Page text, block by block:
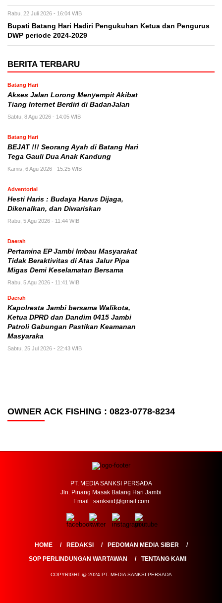
Rabu, 22 Juli 2026 - 16:04 WIB
Bupati Batang Hari Hadiri Pengukuhan Ketua dan Pengurus
DWP periode 2024-2029
BERITA TERBARU
Batang Hari
Akses Jalan Lorong Menyempit Akibat
Tiang Internet Berdiri di BadanJalan
Sabtu, 8 Agu 2026 - 14:05 WIB
Batang Hari
BEJAT !!! Seorang Ayah di Batang Hari
Tega Gauli Dua Anak Kandung
Kamis, 6 Agu 2026 - 15:25 WIB
Adventorial
Hesti Haris : Budaya Harus Dijaga,
Dikenalkan, dan Diwariskan
Rabu, 5 Agu 2026 - 11:44 WIB
Daerah
Pertamina EP Jambi Imbau Masyarakat
Tidak Beraktivitas di Atas Jalur Pipa
Migas Demi Keselamatan Bersama
Rabu, 5 Agu 2026 - 11:41 WIB
Daerah
Kapolresta Jambi bersama Walikota,
Ketua DPRD dan Dandim 0415 Jambi
Patroli Gabungan Pastikan Keamanan
Masyaraka
Sabtu, 25 Jul 2026 - 22:43 WIB
OWNER ACK FISHING : 0823-0778-8234
PT. MEDIA SANKSI PERSADA
Jln. Pinang Masak Batang Hari Jambi
Email : sanksiid@gmail.com
HOME REDAKSI
PEDOMAN MEDIA SIBER
SOP PERLINDUNGAN WARTAWAN
TENTANG KAMI
COPYRIGHT @ 2024 PT. MEDIA SANKSI PERSADA